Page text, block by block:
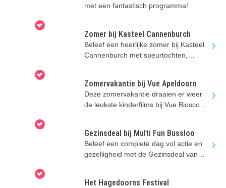
met een fantastisch programma!
Zomer bij Kasteel Cannenburch
Beleef een heerlijke zomer bij Kasteel
Cannenburch met speurtochten,
Zomervakantie bij Vue Apeldoorn
Deze zomervakantie draaien er weer
de leukste kinderfilms bij Vue Bioscoop
Gezinsdeal bij Multi Fun Bussloo
Beleef een complete dag vol actie en
gezelligheid met de Gezinsdeal van
Het Hagedoorns Festival